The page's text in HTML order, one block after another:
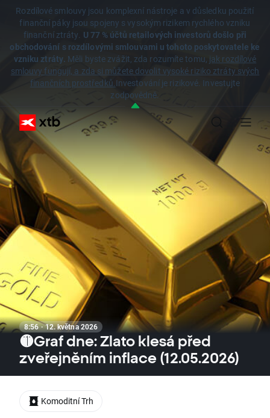
Rozdílové smlouvy jsou komplexní nástroje a v důsledku použití
finanční páky jsou spojeny s vysokým rizikem rychlého vzniku
finanční ztráty. U 77 % účtů retailových investorů došlo při
obchodování s rozdílovými smlouvami u tohoto poskytovatele ke
vzniku ztráty. Měli byste zvážit, zda rozumíte tomu, jak rozdílové
smlouvy fungují, a zda si můžete dovolit vysoké riziko ztráty svých
finančních prostředků.Investování je rizikové. Investujte
zodpovědně.
8:56 · 12. května 2026
🟡Graf dne: Zlato klesá před
zveřejněním inflace (12.05.2026)
Komoditní Trh